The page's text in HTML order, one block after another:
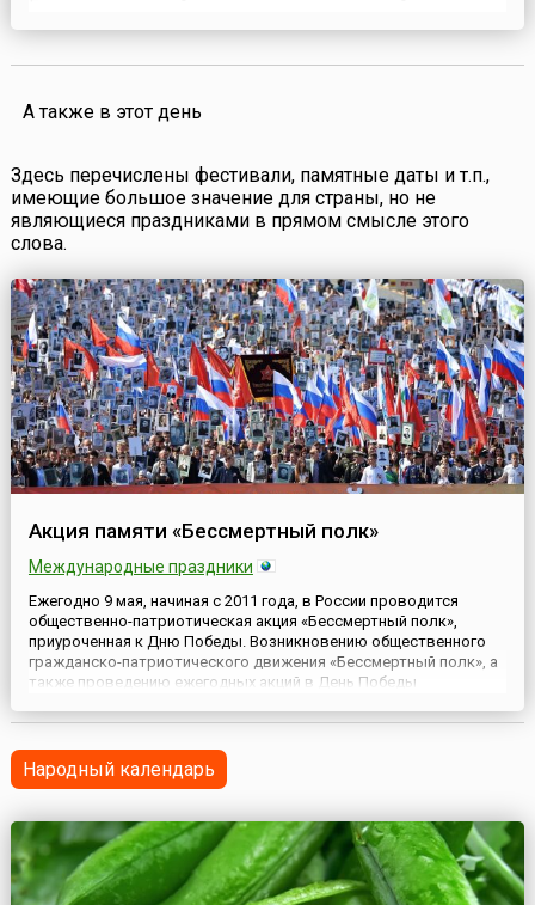
после Пасхи.Считается, что свою историю день
А также в этот день
Здесь перечислены фестивали, памятные даты и т.п.,
имеющие большое значение для страны, но не
являющиеся праздниками в прямом смысле этого
слова.
Акция памяти «Бессмертный полк»
Международные праздники
Ежегодно 9 мая, начиная с 2011 года, в России проводится
общественно-патриотическая акция «Бессмертный полк»,
приуроченная к Дню Победы. Возникновению общественного
гражданско-патриотического движения «Бессмертный полк», а
также проведению ежегодных акций в День Победы
городах России и до 2011 года. Такими городами были
Народный календарь